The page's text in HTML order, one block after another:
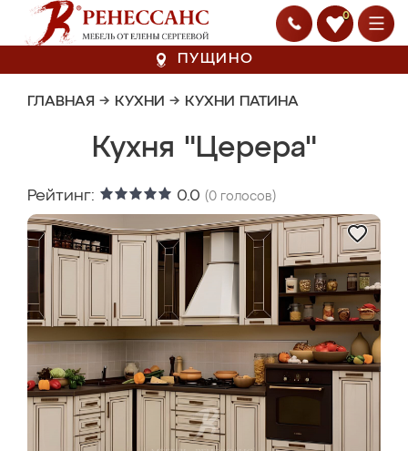
0
ПУЩИНО
ГЛАВНАЯ → КУХНИ → КУХНИ ПАТИНА
Кухня "Церера"
Рейтинг: 0.0 (0 голосов)